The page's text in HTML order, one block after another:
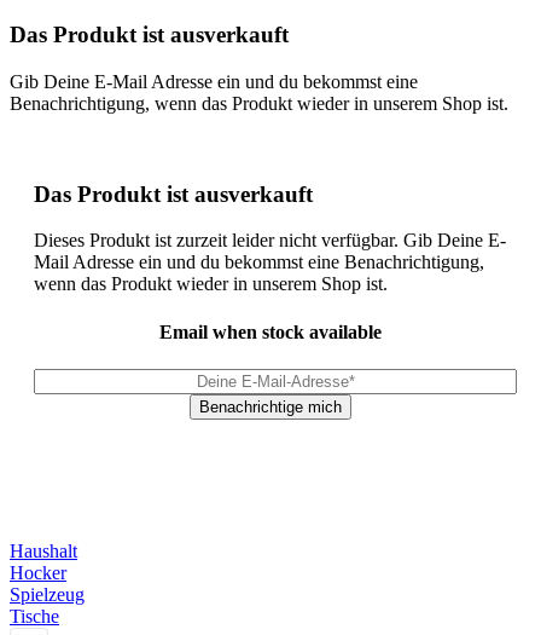
Das Produkt ist ausverkauft
Gib Deine E-Mail Adresse ein und du bekommst eine
Benachrichtigung, wenn das Produkt wieder in unserem Shop ist.
Das Produkt ist ausverkauft
Dieses Produkt ist zurzeit leider nicht verfügbar. Gib Deine E-
Mail Adresse ein und du bekommst eine Benachrichtigung,
wenn das Produkt wieder in unserem Shop ist.
Email when stock available
Haushalt
Hocker
Spielzeug
Tische